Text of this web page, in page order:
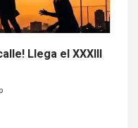
Llega el XXXIII